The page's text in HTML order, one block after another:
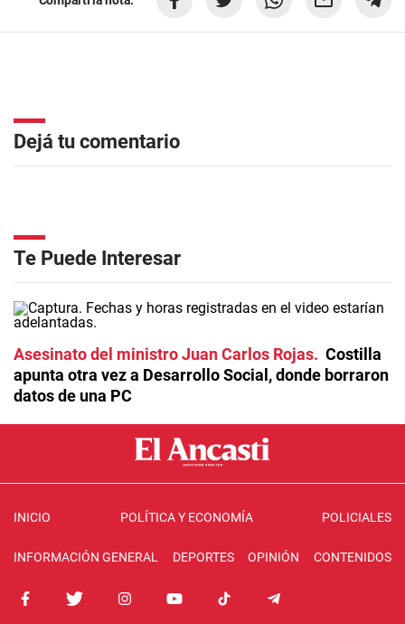
Dejá tu comentario
Te Puede Interesar
Asesinato del ministro Juan Carlos Rojas
Costilla
apunta otra vez a Desarrollo Social, donde borraron
datos de una PC
INICIO POLÍTICA Y ECONOMÍA POLICIALES
INFORMACIÓN GENERAL DEPORTES OPINIÓN CONTENIDOS